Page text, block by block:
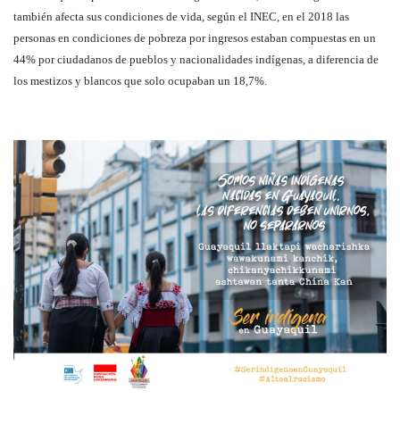
también afecta sus condiciones de vida, según el INEC, en el 2018 las
personas en condiciones de pobreza por ingresos estaban compuestas en un
44% por ciudadanos de pueblos y nacionalidades indígenas, a diferencia de
los mestizos y blancos que solo ocupaban un 18,7%.